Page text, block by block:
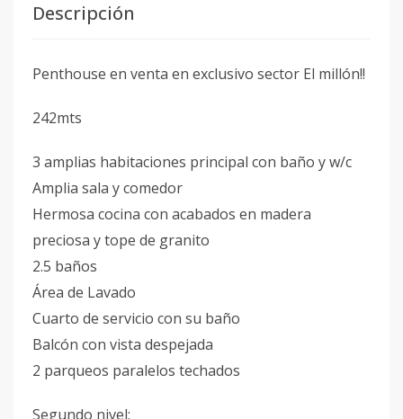
Descripción
Penthouse en venta en exclusivo sector El millón!!
242mts
3 amplias habitaciones principal con baño y w/c
Amplia sala y comedor
Hermosa cocina con acabados en madera
preciosa y tope de granito
2.5 baños
Área de Lavado
Cuarto de servicio con su baño
Balcón con vista despejada
2 parqueos paralelos techados
Segundo nivel: